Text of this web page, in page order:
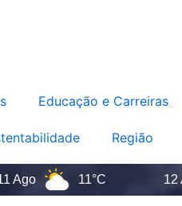
Educação e Carreiras
Região
11°C 12 Ago